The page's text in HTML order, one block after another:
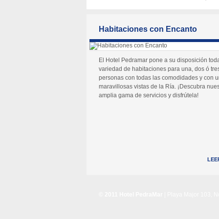
Habitaciones con Encanto
El Hotel Pedramar pone a su disposición
variedad de habitaciones para una, dos ó
personas con todas las comodidades y con
maravillosas vistas de la Ría. ¡Descubra
amplia gama de servicios y disfrútela!